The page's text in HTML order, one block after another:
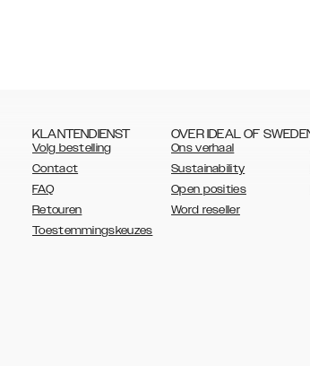
KLANTENDIENST
Volg bestelling
Contact
FAQ
Retouren
Toestemmingskeuzes
OVER IDEAL OF
Ons verhaal
Sustainability
Open posities
Word reseller
AUSTRALIA